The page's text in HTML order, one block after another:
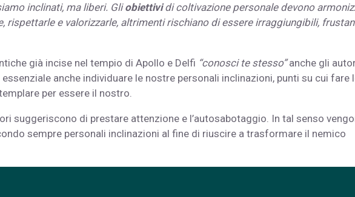
inclinati, ma liberi. Gliobiettividi coltivazione personale devono
rispettarle e valorizzarle, altrimenti rischiano di essere irraggiungibili,
già incise nel tempio di Apollo e Delfi “conosci te stesso”anche gli
anche individuare le nostre personali inclinazioni, punti su cui fare
per essere il nostro.
suggeriscono di prestare attenzione e l’autosabotaggio. In tal senso
sempre personali inclinazioni al fine di riuscire a trasformare il nemico